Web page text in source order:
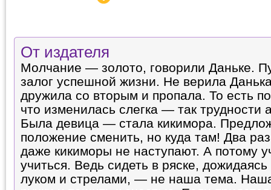
От издателя
Молчание — золото, говорили Даньке.
залог успешной жизни. Не верила
дружила со вторым и пропала. То есть
что изменилась слегка — так трудности
Была девица — стала кикимора.
положение сменить, но куда там! Два
даже кикиморы не наступают. А потому
учиться. Ведь сидеть в ряске, дожидаясь
луком и стрелами, — не наша тема.